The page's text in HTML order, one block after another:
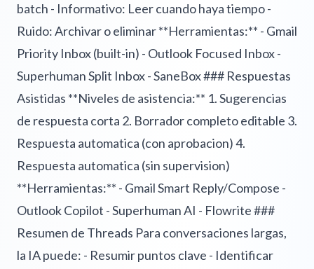
batch - Informativo: Leer cuando haya tiempo -
Ruido: Archivar o eliminar **Herramientas:** - Gmail
Priority Inbox (built-in) - Outlook Focused Inbox -
Superhuman Split Inbox - SaneBox ### Respuestas
Asistidas **Niveles de asistencia:** 1. Sugerencias
de respuesta corta 2. Borrador completo editable 3.
Respuesta automatica (con aprobacion) 4.
Respuesta automatica (sin supervision)
**Herramientas:** - Gmail Smart Reply/Compose -
Outlook Copilot - Superhuman AI - Flowrite ###
Resumen de Threads Para conversaciones largas,
la IA puede: - Resumir puntos clave - Identificar